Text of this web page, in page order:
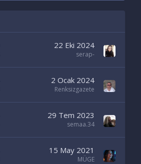
22 Eki 2024
serap-
2 Ocak 2024
Renksizgazete
29 Tem 2023
semaa.34
15 May 2021
MÜGE